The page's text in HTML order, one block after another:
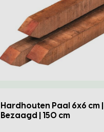
Hardhouten Paal 6x6 cm |
Bezaagd | 150 cm